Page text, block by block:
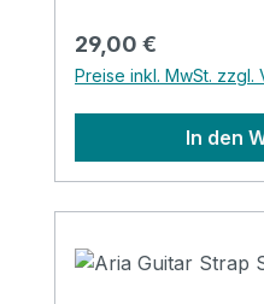
Regulärer Preis:
29,00 €
Preise inkl. MwSt. zzgl.
In den